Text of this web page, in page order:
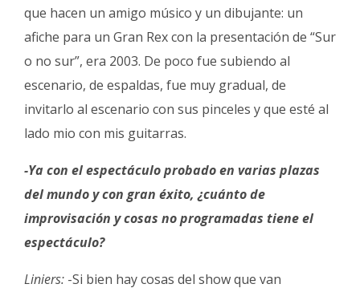
que hacen un amigo músico y un dibujante: un
afiche para un Gran Rex con la presentación de “Sur
o no sur”, era 2003. De poco fue subiendo al
escenario, de espaldas, fue muy gradual, de
invitarlo al escenario con sus pinceles y que esté al
lado mio con mis guitarras.
-Ya con el espectáculo probado en varias plazas
del mundo y con gran éxito, ¿cuánto de
improvisación y cosas no programadas tiene el
espectáculo?
Liniers: -Si bien hay cosas del show que van